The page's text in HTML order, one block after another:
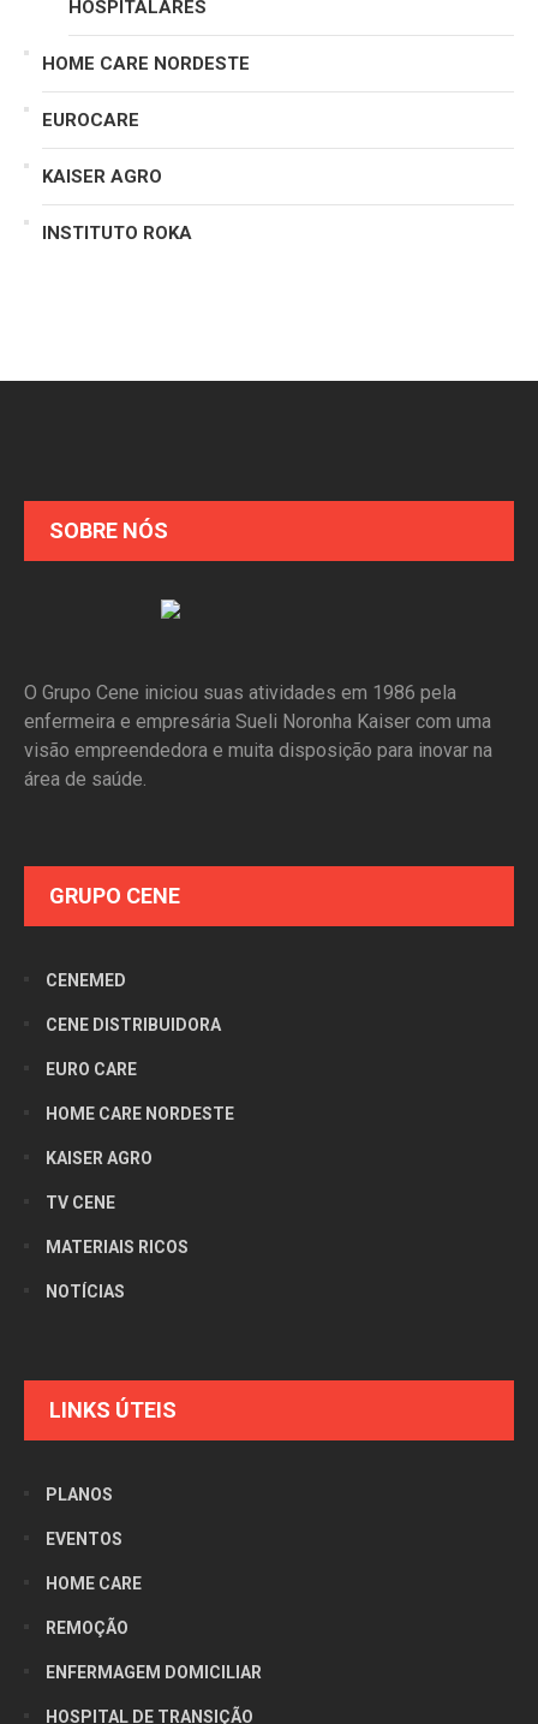
HOSPITALARES
HOME CARE NORDESTE
EUROCARE
KAISER AGRO
INSTITUTO ROKA
SOBRE NÓS
O Grupo Cene iniciou suas atividades em 1986 pela
enfermeira e empresária Sueli Noronha Kaiser com uma
visão empreendedora e muita disposição para inovar na
área de saúde.
GRUPO CENE
CENEMED
CENE DISTRIBUIDORA
EURO CARE
HOME CARE NORDESTE
KAISER AGRO
TV CENE
MATERIAIS RICOS
NOTÍCIAS
LINKS ÚTEIS
PLANOS
EVENTOS
HOME CARE
REMOÇÃO
ENFERMAGEM DOMICILIAR
HOSPITAL DE TRANSIÇÃO